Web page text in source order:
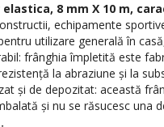
8 mm X 10 m,
echipamente
utilizare generală în
frânghia împletită este
la abraziune și la
și de depozitat: această
și nu se răsucesc una